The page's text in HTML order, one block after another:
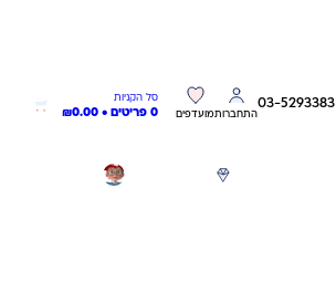
03-5293383
התחברותמועדפים
סל הקניות
0 פריטים • ₪0.00